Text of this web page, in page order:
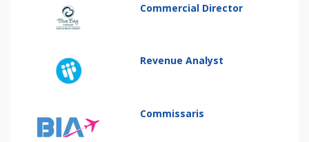
Commercial Director
Revenue Analyst
Commissaris